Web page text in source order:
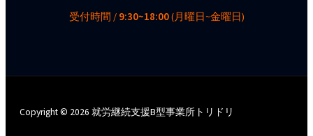
受付時間 / 9:30~18:00(月曜日~金曜日)
Copyright © 2026 就労継続支援B型事業所トリドリ